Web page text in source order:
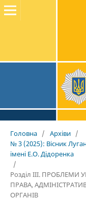
Головна / Архіви /
№ 3 (2025): Вісник
імені Е.О. Дідоренка
/
Розділ III. ПРОБЛЕМИ
ПРАВА,
ОРГАНІВ